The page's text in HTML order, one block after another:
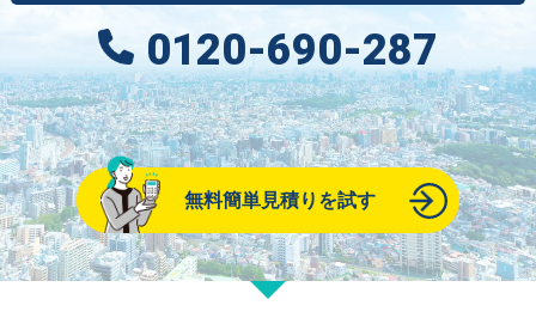
0120-690-287
無料簡単見積りを試す